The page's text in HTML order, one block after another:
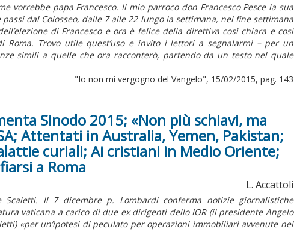
vorrebbe papa Francesco. Il mio parroco don Francesco Pesce la sua
dal Colosseo, dalle 7 alle 22 lungo la settimana, nel fine settimana
di Francesco e ora è felice della direttiva così chiara e così
Roma. Trovo utile quest’uso e invito i lettori a segnalarmi – per un
simili a quelle che ora racconterò, partendo da un testo nel quale
"Io non mi vergogno del Vangelo", 15/02/2015, pag. 143
Sinodo 2015; «Non più schiavi, ma
Attentati in Australia, Yemen, Pakistan;
curiali; Ai cristiani in Medio Oriente;
a Roma
L. Accattoli
Scaletti. Il 7 dicembre p. Lombardi conferma notizie giornalistiche
vaticana a carico di due ex dirigenti dello IOR (il presidente Angelo
«per un’ipotesi di peculato per operazioni immobiliari avvenute nel